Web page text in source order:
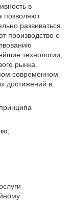
в
позволяют
развиваться.
производство с
технологии,
рынка.
современном
достижений в